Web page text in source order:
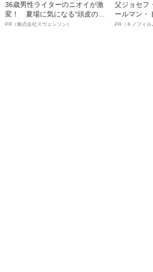
36歳男性ライターのニオイが激
変！ 夏場に気になる“頭皮のニ
オイ”や“ベタつき”を解消す
PR（株式会社スヴェンソン）
父ジョセフ
ールマン・
ルインタビ
PR（キノフィル